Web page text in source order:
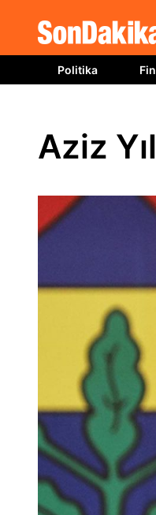
Politika
Aziz